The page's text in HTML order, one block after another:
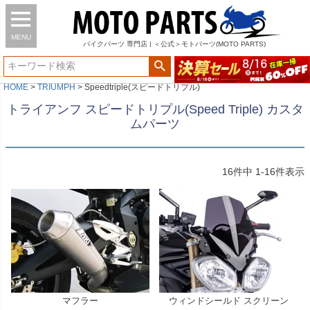
MENU
バイク パーツ 専門店 | ＜公式＞モトパーツ(MOTO PARTS)
HOME TRIUMPH Speedtriple(スピードトリプル)
トライアンフ スピードトリプル(Speed Triple) カスタ
ムパーツ
16件中 1-16件表示
マフラー ウィンドシールド スクリーン